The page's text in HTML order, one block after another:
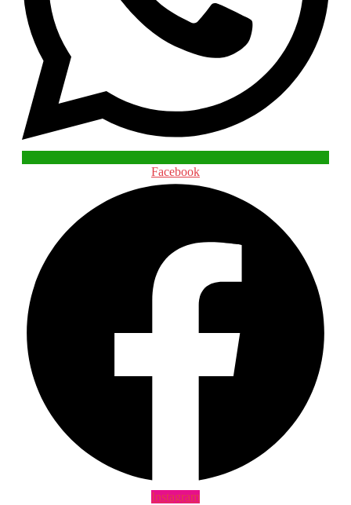
Facebook
Instagram